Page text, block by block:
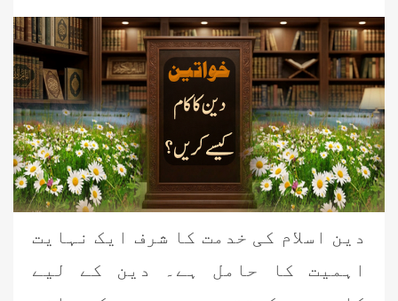
دین اسلام کی خدمت کا شرف ایک نہایت
اہمیت کا حامل ہے۔ دین کے لیے